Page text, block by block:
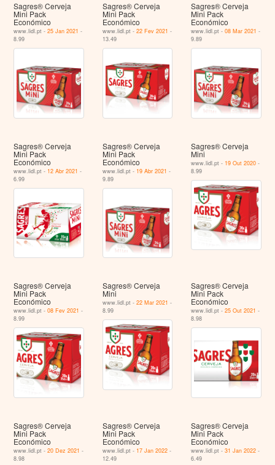
Sagres® Cerveja
Mini Pack
Económico
www.lidl.pt -25 Jan 2021 -
8.99
Sagres® Cerveja
Mini Pack
Económico
www.lidl.pt - 22 Fev 2021 -
13.49
Sagres® Cerveja
Mini Pack
Económico
www.lidl.pt -08 Mar 2021 -
9.89
Sagres® Cerveja
Mini Pack
Económico
www.lidl.pt - 12 Abr 2021 -
6.99
Sagres® Cerveja
Mini Pack
Económico
www.lidl.pt - 19 Abr 2021 -
9.89
Sagres® Cerveja
Mini
www.lidl.pt - 19 Out 2020 -
8.99
Sagres® Cerveja
Mini Pack
Económico
www.lidl.pt -08 Fev 2021 -
8.99
Sagres® Cerveja
Mini
www.lidl.pt - 22 Mar 2021 -
8.99
Sagres® Cerveja
Mini Pack
Económico
www.lidl.pt -25 Out 2021 -
8.98
Sagres® Cerveja
Mini Pack
Económico
www.lidl.pt -20 Dez 2021 -
8.98
Sagres® Cerveja
Mini Pack
Económico
www.lidl.pt - 17 Jan 2022-
12.49
Sagres® Cerveja
Mini Pack
Económico
www.lidl.pt -31 Jan 2022 -
6.49